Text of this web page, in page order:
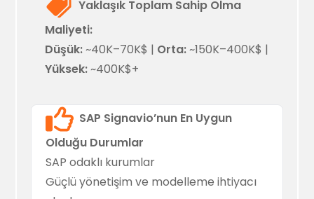
Yaklaşık Toplam Sahip Olma
Maliyeti:
Düşük:~40K–70K$ | Orta:~150K–400K$ |
Yüksek:~400K$+
SAP Signavio’nun En Uygun
Olduğu Durumlar
SAP odaklı kurumlar
Güçlü yönetişim ve modelleme ihtiyacı